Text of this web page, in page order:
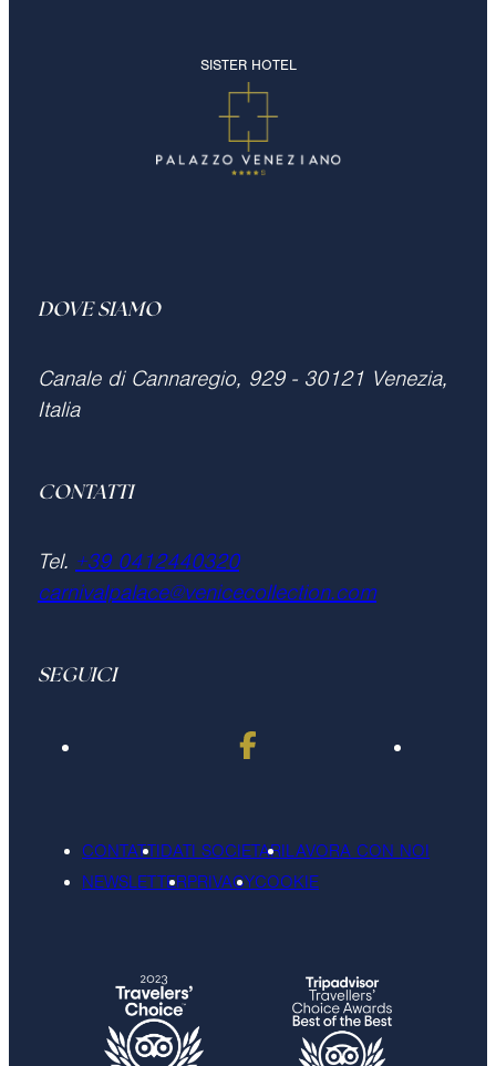
SISTER HOTEL
DOVE SIAMO
Canale di Cannaregio, 929 - 30121 Venezia,
Italia
CONTATTI
Tel. +39 0412440320
carnivalpalace@venicecollection.com
SEGUICI
CONTATTIDATI SOCIETARILAVORA CON NOI
NEWSLETTERPRIVACYCOOKIE